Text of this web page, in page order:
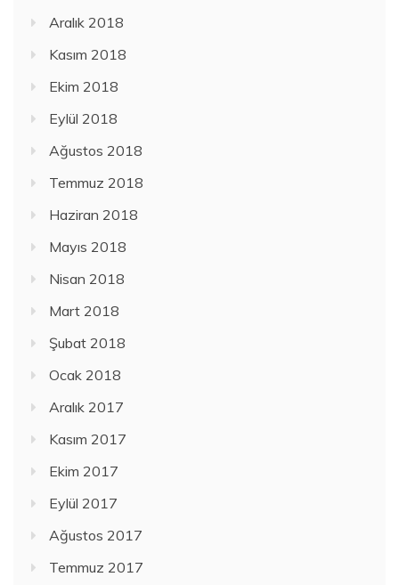
Aralık 2018
Kasım 2018
Ekim 2018
Eylül 2018
Ağustos 2018
Temmuz 2018
Haziran 2018
Mayıs 2018
Nisan 2018
Mart 2018
Şubat 2018
Ocak 2018
Aralık 2017
Kasım 2017
Ekim 2017
Eylül 2017
Ağustos 2017
Temmuz 2017